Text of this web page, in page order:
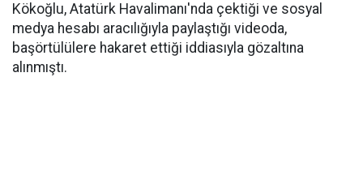
Kökoğlu, Atatürk Havalimanı'nda çektiği ve sosyal
medya hesabı aracılığıyla paylaştığı videoda,
başörtülülere hakaret ettiği iddiasıyla gözaltına
alınmıştı.